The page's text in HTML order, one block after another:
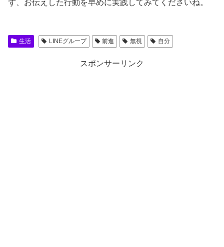
ず、お伝えした行動を早めに実践してみてくださいね。
生活 LINEグループ 前進 無視 自分
スポンサーリンク